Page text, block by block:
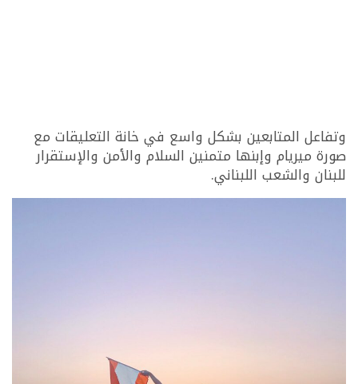
وتفاعل المتابعين بشكل واسع في خانة التعليقات مع
صورة ميريام وإبنها متمنين السلام والأمن والإستقرار
للبنان والشعب اللبناني.